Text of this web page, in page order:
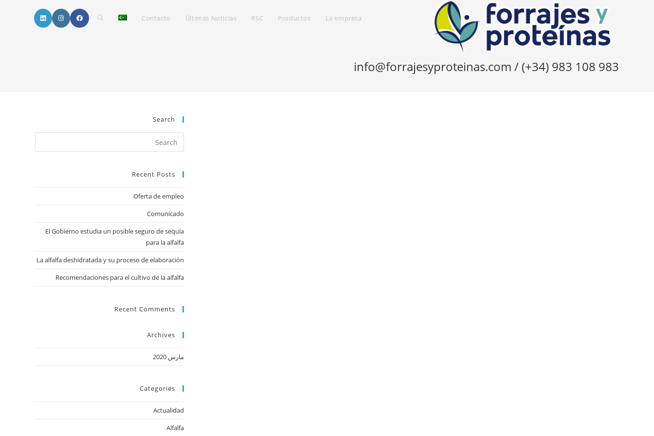
La empresa
Productos
RSC
Últimas Noticias
Contacto
Toggle
info@forrajesyproteinas.com / (+34) 983 108 983
Search
Recent Posts
Oferta de empleo
Comunicado
El Gobierno estudia un posible seguro de sequía
para la alfalfa
La alfalfa deshidratada y su proceso de elaboración
Recomendaciones para el cultivo de la alfalfa
Recent Comments
Archives
مارس 2020
Categories
Actualidad
Alfalfa